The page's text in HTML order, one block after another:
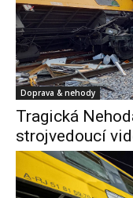
Doprava & nehody
Tragická
strojvedoucí